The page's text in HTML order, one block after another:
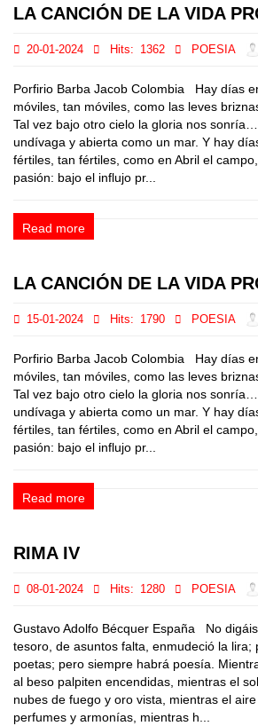
LA CANCIÓN DE LA VIDA
20-01-2024 Hits: 1362 POESIA
Porfirio Barba Jacob Colombia Hay días
móviles, tan móviles, como las leves
Tal vez bajo otro cielo la gloria nos
undívaga y abierta como un mar. Y hay
fértiles, tan fértiles, como en Abril el
pasión: bajo el influjo pr...
Read more
LA CANCIÓN DE LA VIDA
15-01-2024 Hits: 1790 POESIA
Porfirio Barba Jacob Colombia Hay días
móviles, tan móviles, como las leves
Tal vez bajo otro cielo la gloria nos
undívaga y abierta como un mar. Y hay
fértiles, tan fértiles, como en Abril el
pasión: bajo el influjo pr...
Read more
RIMA IV
08-01-2024 Hits: 1280 POESIA
Gustavo Adolfo Bécquer España No
tesoro, de asuntos falta, enmudeció la lira;
poetas; pero siempre habrá poesía.
al beso palpiten encendidas, mientras el
nubes de fuego y oro vista, mientras el
perfumes y armonías, mientras h...